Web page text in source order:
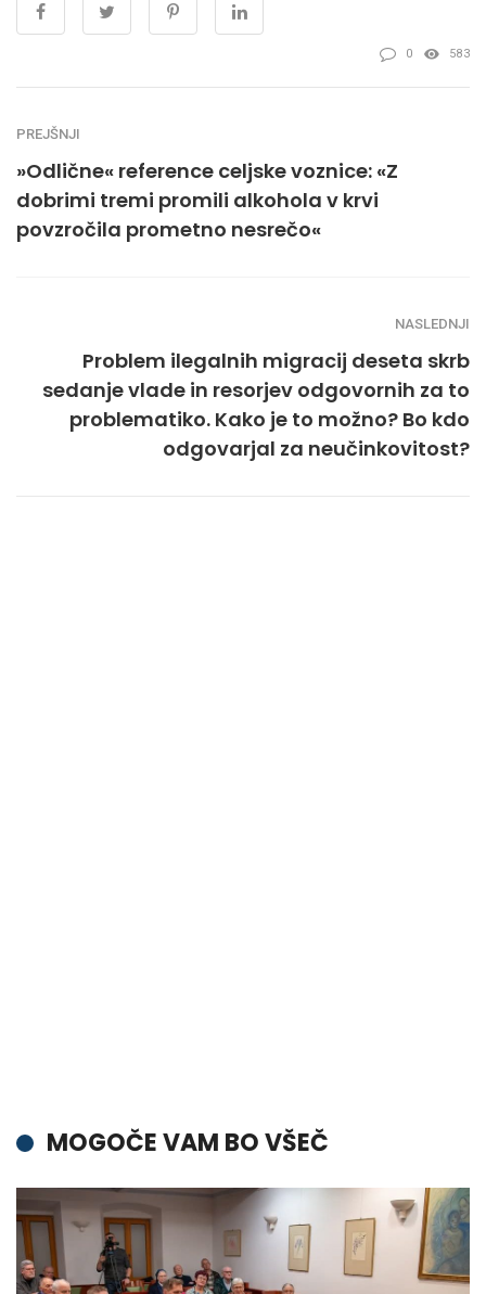
0 583
PREJŠNJI
»Odlične« reference celjske voznice: «Z
dobrimi tremi promili alkohola v krvi
povzročila prometno nesrečo«
NASLEDNJI
Problem ilegalnih migracij deseta skrb
sedanje vlade in resorjev odgovornih za to
problematiko. Kako je to možno? Bo kdo
odgovarjal za neučinkovitost?
MOGOČE VAM BO VŠEČ